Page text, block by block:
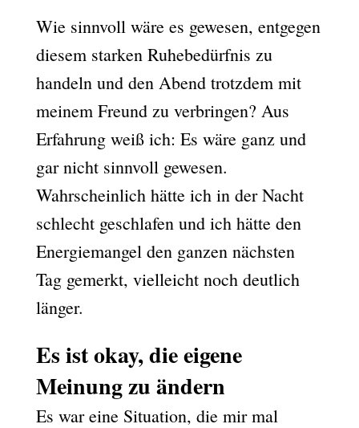
Wie sinnvoll wäre es gewesen, entgegen
diesem starken Ruhebedürfnis zu
handeln und den Abend trotzdem mit
meinem Freund zu verbringen? Aus
Erfahrung weiß ich: Es wäre ganz und
gar nicht sinnvoll gewesen.
Wahrscheinlich hätte ich in der Nacht
schlecht geschlafen und ich hätte den
Energiemangel den ganzen nächsten
Tag gemerkt, vielleicht noch deutlich
länger.
Es ist okay, die eigene
Meinung zu ändern
Es war eine Situation, die mir mal